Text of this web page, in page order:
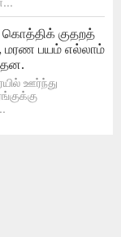
கொத்திக் குதறத்
, மரண பயம் எல்லாம்
ஊர்ந்து